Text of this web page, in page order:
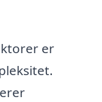
er